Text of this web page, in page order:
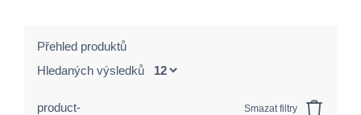
Přehled produktů
Hledaných výsledků
product-
Smazat filtry